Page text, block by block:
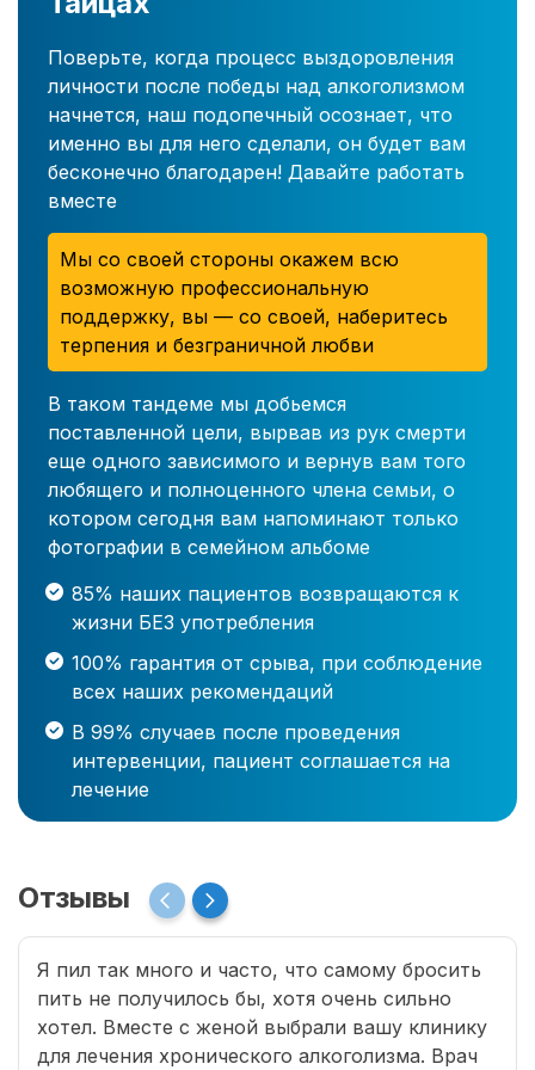
Поверьте, когда процесс выздоровления
личности после победы над алкоголизмом
начнется, наш подопечный осознает, что
именно вы для него сделали, он будет вам
бесконечно благодарен! Давайте работать
вместе
Мы со своей стороны окажем всю
возможную профессиональную
поддержку, вы — со своей, наберитесь
терпения и безграничной любви
В таком тандеме мы добьемся
поставленной цели, вырвав из рук смерти
еще одного зависимого и вернув вам того
любящего и полноценного члена семьи, о
котором сегодня вам напоминают только
фотографии в семейном альбоме
85% наших пациентов возвращаются к
жизни БЕЗ употребления
100% гарантия от срыва, при соблюдение
всех наших рекомендаций
В 99% случаев после проведения
интервенции, пациент соглашается на
лечение
Отзывы
Я пил так много и часто, что самому бросить
пить не получилось бы, хотя очень сильно
хотел. Вместе с женой выбрали вашу клинику
для лечения хронического алкоголизма. Врач